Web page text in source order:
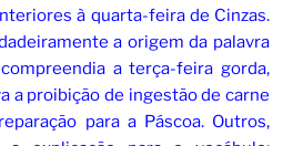
à quarta-feira de Cinzas.
a origem da palavra
a terça-feira gorda,
a proibição de ingestão de carne
para a Páscoa. Outros,